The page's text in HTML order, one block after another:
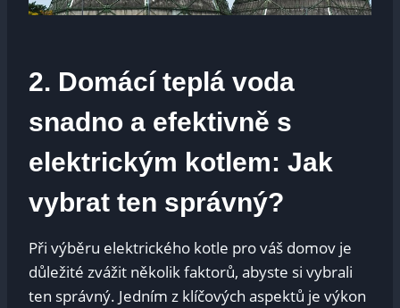
2. Domácí teplá voda
snadno a efektivně s
elektrickým kotlem: Jak
vybrat ten správný?
Při výběru elektrického kotle pro váš domov je
důležité zvážit několik faktorů, abyste si vybrali
ten správný. Jedním z klíčových aspektů je výkon